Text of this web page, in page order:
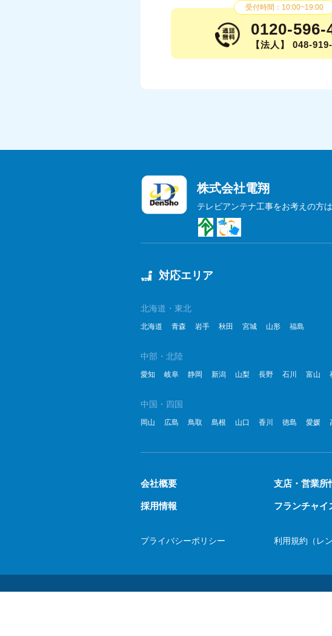
受付時間：10:00~19:00
0120-596-
【法人】 048-
株式会社電翔
テレビアンテナ工事をお考えの方
対応エリア
北海道・東北
北海道 青森 岩手 秋田 宮城 山形 福島
中部・北陸
愛知 岐阜 静岡 新潟 山梨 長野 石川 富山
中国・四国
岡山 広島 鳥取 島根 山口 香川 徳島 愛媛
会社概要 支店・営業所
採用情報 フランチャイ
プライバシーポリシー 利用規約（レン